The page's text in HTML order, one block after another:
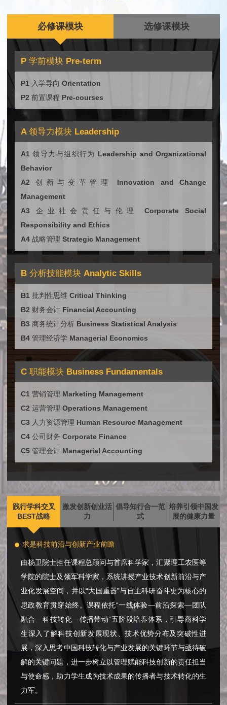
必修课模块 选修课模块
P 学前模块 Pre-term
P1 入学导向 Orientation
P2 前置课程 Pre-courses
A 领导力模块 Leadership
A1 领导力与组织行为 Leadership and Organizational
Behavior
A2 创新与变革管理 Innovation and Change
Management
A3 企业社会责任与伦理 Corporate Social
Responsibility and Ethics
A4 战略管理 Strategic Management
B 分析技能模块 Analytic Skills
B1 批判性思维 Critical Thinking
B2 财务会计 Financial Accounting
B3 商务统计分析 Business Statistical Analysis
B4 管理经济学 Managerial Economics
C 职能模块 Business Fundamentals
C1 营销管理 Marketing Management
C2 运营管理 Operations Management
C3 人力资源管理 Human Resource Management
C4 公司财务 Corporate Finance
C5 管理会计 Managerial Accounting
践行学科交叉
BEST战略
激发创新创业活
力
倡导知行合一范
式
培养引领中国发
展的健康力量
求是科技前沿与创新产业前瞻
由杨卫院士担任课程总顾问与首席科学家，汇聚理工农医等
学院的院士及领军科学家，系统讲授产业技术创新前沿与产
业化发展空间，并以“大国重器”与自主科研奋斗史为核心的
思政教育贯穿始终。课程依托“一线体验—前沿探索—团队
融合—科技转化—传播带动”五阶段培养体系，引导商科学
生深入了解科技创新发展现状、技术优势分布及突破性进
展，深入思考中国科技转化与产业发展的关键环节与亟待破
解的关键问题，进一步树立以管理赋能科技创新的责任担当
与使命感，助力学生成为技术成果的传播者与技术转化的生
力军。